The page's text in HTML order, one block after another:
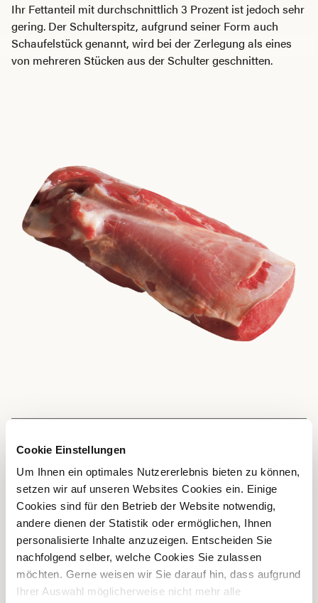
Cookie Einstellungen
Um Ihnen ein optimales Nutzererlebnis bieten zu können,
setzen wir auf unseren Websites Cookies ein. Einige
Cookies sind für den Betrieb der Website notwendig,
andere dienen der Statistik oder ermöglichen, Ihnen
personalisierte Inhalte anzuzeigen. Entscheiden Sie
nachfolgend selber, welche Cookies Sie zulassen
möchten. Gerne weisen wir Sie darauf hin, dass aufgrund
Ihrer Auswahl möglicherweise nicht mehr alle
Ihr Fettanteil mit durchschnittlich 3 Prozent ist jedoch sehr
gering. Der Schulterspitz, aufgrund seiner Form auch
Schaufelstück genannt, wird bei der Zerlegung als eines
von mehreren Stücken aus der Schulter geschnitten.
VERWENDUNG
Der Schulterspitz eignet sich sowohl für Braten wie auch
für Ragouts und Gulasch. In der Charcuterie wird das
Stück für kalt aufgeschnittenen Braten verwendet; die
Zuschnitte werden für Brühwürste, etwa für die St. Galler
Kalbsbratwurst, eingesetzt.